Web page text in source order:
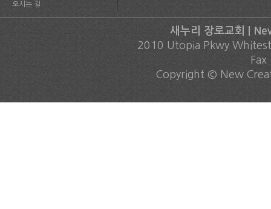
오시는 길
새누리 장로교회 |
2010 Utopia Pkwy
Copyright © New